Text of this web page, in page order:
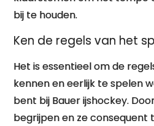
bij te houden.
Ken de regels van het
Het is essentieel om de
kennen en eerlijk te spelen
bent bij Bauer ijshockey.
begrijpen en ze consequent